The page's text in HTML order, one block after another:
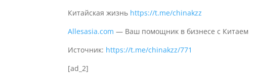
Китайская жизнь https://t.me/chinakzz
Allesasia.com — Ваш помощник в бизнесе с Китаем
Источник: https://t.me/chinakzz/771
[ad_2]